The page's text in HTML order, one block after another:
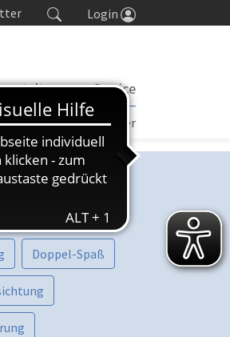
Login
Service
Seminarkalender
Doppel-Spaß